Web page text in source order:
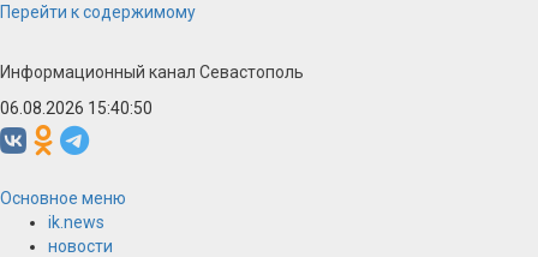
Перейти к содержимому
Информационный канал Севастополь
06.08.2026 15:40:51
Основное меню
ik.news
новости